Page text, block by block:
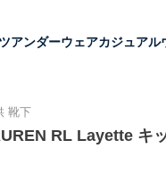
アンダーウェアカジュアル
靴下
RL Layette キ